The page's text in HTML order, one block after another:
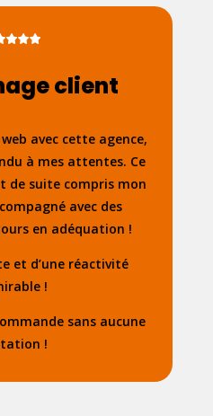
client
avec cette agence,
à mes attentes. Ce
de suite compris mon
avec des
en adéquation !
et d’une réactivité
!
sans aucune
!